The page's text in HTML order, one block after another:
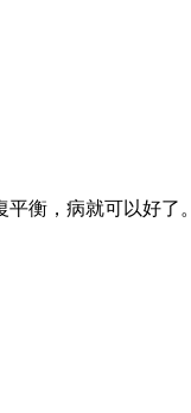
衡，病就可以好了。